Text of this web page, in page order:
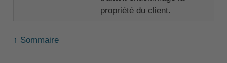
propriété du client.
↑ Sommaire